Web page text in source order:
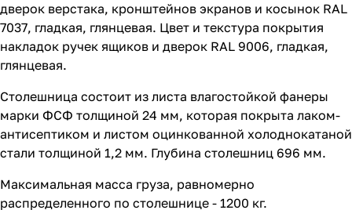
дверок верстака, кронштейнов экранов и косынок RAL
7037, гладкая, глянцевая. Цвет и текстура покрытия
накладок ручек ящиков и дверок RAL 9006, гладкая,
глянцевая.
Столешница состоит из листа влагостойкой фанеры
марки ФСФ толщиной 24 мм, которая покрыта лаком-
антисептиком и листом оцинкованной холоднокатаной
стали толщиной 1,2 мм. Глубина столешниц 696 мм.
Максимальная масса груза, равномерно
распределенного по столешнице - 1200 кг.